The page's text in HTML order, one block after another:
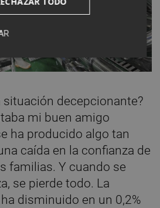
situación decepcionante?
mi buen amigo
ha producido algo tan
caída en la confianza de
familias. Y cuando se
se pierde todo. La
disminuido en un 0,2%